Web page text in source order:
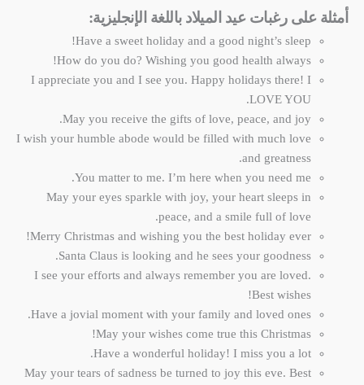
أمثلة على رغبات عيد الميلاد باللغة الإنجليزية:
Have a sweet holiday and a good night’s sleep!
How do you do? Wishing you good health always!
I appreciate you and I see you. Happy holidays there! I
LOVE YOU.
May you receive the gifts of love, peace, and joy.
I wish your humble abode would be filled with much love
and greatness.
You matter to me. I’m here when you need me.
May your eyes sparkle with joy, your heart sleeps in
peace, and a smile full of love.
Merry Christmas and wishing you the best holiday ever!
Santa Claus is looking and he sees your goodness.
I see your efforts and always remember you are loved.
Best wishes!
Have a jovial moment with your family and loved ones.
May your wishes come true this Christmas!
Have a wonderful holiday! I miss you a lot.
May your tears of sadness be turned to joy this eve. Best